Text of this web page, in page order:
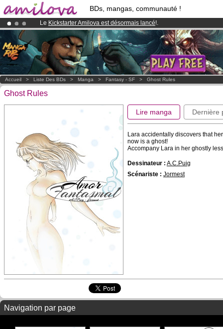
BDs, mangas, communauté !
Le Kickstarter Amilova est désormais lancé!.
Abonnement premium: à partir de3.95 eurospar mois !Clique ici
Déjà 100000membreset 1000BDs & Mangas!
Accueil > Liste Des BDs > Manga > Fantasy - SF > Ghost Rules
Ghost Rules
Lire manga Dernière
Lara accidentally discovers that
now is a ghost!
Accompany Lara in her ghostly
Dessinateur : A.C.Puig
Scénariste : Jormest
Navigation par page